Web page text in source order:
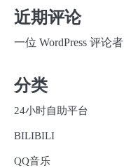
近期评论
一位 WordPress 评论者
分类
24小时自助平台
BILIBILI
QQ音乐